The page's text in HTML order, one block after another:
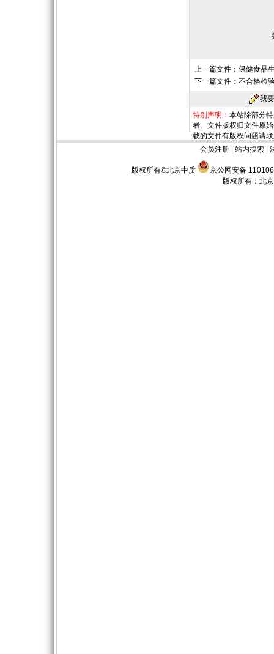
上一篇文件： 保健食品
下一篇文件： 不合格检
我
特别声明： 本站除部分
者。文件版权归文件原
载的文件有版权问题请
会员注册| 站内搜索|
版权所有©北京中质
京公网安备
版权所有： 北